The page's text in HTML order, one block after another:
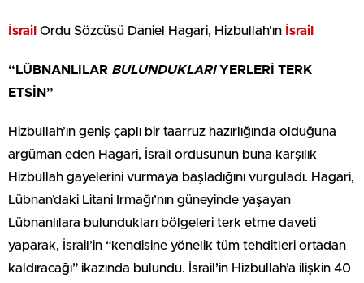
İsrail Ordu Sözcüsü Daniel Hagari, Hizbullah’ın İsrail
“LÜBNANLILAR BULUNDUKLARIYERLERİ TERK
ETSİN”
Hizbullah’ın geniş çaplı bir taarruz hazırlığında olduğuna
argüman eden Hagari, İsrail ordusunun buna karşılık
Hizbullah gayelerini vurmaya başladığını vurguladı. Hagari,
Lübnan’daki Litani Irmağı’nın güneyinde yaşayan
Lübnanlılara bulundukları bölgeleri terk etme daveti
yaparak, İsrail’in “kendisine yönelik tüm tehditleri ortadan
kaldıracağı” ikazında bulundu. İsrail’in Hizbullah’a ilişkin 40